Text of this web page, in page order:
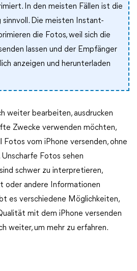
In den meisten Fällen ist die
sinnvoll. Die meisten Instant-
die Fotos, weil sich die
lassen und der Empfänger
anzeigen und herunterladen
weiter bearbeiten, ausdrucken
Zwecke verwenden möchten,
Fotos vom iPhone versenden, ohne
Fotos sehen
schwer zu interpretieren,
oder andere Informationen
es verschiedene Möglichkeiten,
mit dem iPhone versenden
weiter, um mehr zu erfahren.